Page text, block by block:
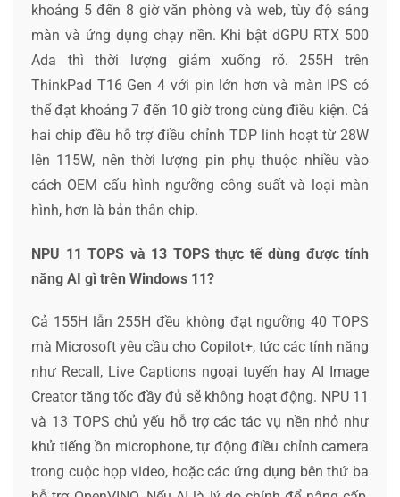
khoảng 5 đến 8 giờ văn phòng và web, tùy độ sáng
màn và ứng dụng chạy nền. Khi bật dGPU RTX 500
Ada thì thời lượng giảm xuống rõ. 255H trên
ThinkPad T16 Gen 4 với pin lớn hơn và màn IPS có
thể đạt khoảng 7 đến 10 giờ trong cùng điều kiện. Cả
hai chip đều hỗ trợ điều chỉnh TDP linh hoạt từ 28W
lên 115W, nên thời lượng pin phụ thuộc nhiều vào
cách OEM cấu hình ngưỡng công suất và loại màn
hình, hơn là bản thân chip.
NPU 11 TOPS và 13 TOPS thực tế dùng được tính
năng AI gì trên Windows 11?
Cả 155H lẫn 255H đều không đạt ngưỡng 40 TOPS
mà Microsoft yêu cầu cho Copilot+, tức các tính năng
như Recall, Live Captions ngoại tuyến hay AI Image
Creator tăng tốc đầy đủ sẽ không hoạt động. NPU 11
và 13 TOPS chủ yếu hỗ trợ các tác vụ nền nhỏ như
khử tiếng ồn microphone, tự động điều chỉnh camera
trong cuộc họp video, hoặc các ứng dụng bên thứ ba